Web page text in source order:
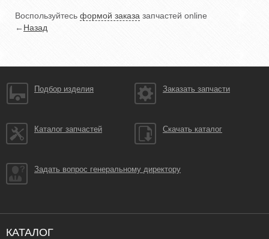
Воспользуйтесь формой заказа запчастей online
←Назад
Подбор изделия Заказать запчасти
Каталог запчастей Скачать каталог
Задать вопрос генеральному директору
КАТАЛОГ